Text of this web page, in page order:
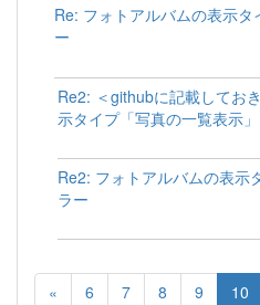
Re: フォトアルバムの表示
ー
Re2: ＜githubに記載してお
示タイプ「写真の一覧表示
Re2: フォトアルバムの表示
ラー
« 6 7 8 9 10